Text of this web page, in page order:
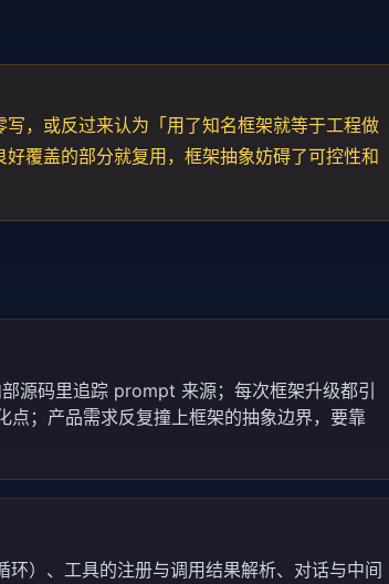
，或反过来认为「用了知名框架就等于工程做
覆盖的部分就复用，框架抽象妨碍了可控性和
源码里追踪 prompt 来源；每次框架升级都引
；产品需求反复撞上框架的抽象边界，要靠
）、工具的注册与调用结果解析、对话与中间